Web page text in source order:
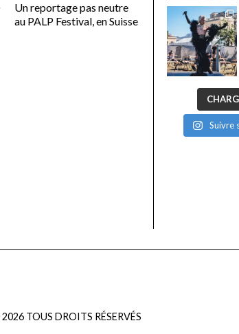
Un reportage pas neutre
au PALP Festival, en Suisse
Suivre
2026TOUS DROITS RÉSERVÉS